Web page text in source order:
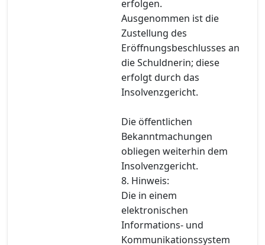
erfolgen.
Ausgenommen ist die
Zustellung des
Eröffnungsbeschlusses an
die Schuldnerin; diese
erfolgt durch das
Insolvenzgericht.
Die öffentlichen
Bekanntmachungen
obliegen weiterhin dem
Insolvenzgericht.
8. Hinweis:
Die in einem
elektronischen
Informations- und
Kommunikationssystem